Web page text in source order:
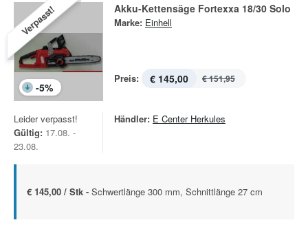
Verpasst!
-5%
Akku-Kettensäge Fortexxa 18/30 Solo
Marke: Einhell
Preis: € 145,00 € 151,95
Leider verpasst!
Gültig: 17.08. -
23.08.
Händler: E Center Herkules
€ 145,00 / Stk - Schwertlänge 300 mm, Schnittlänge 27 cm